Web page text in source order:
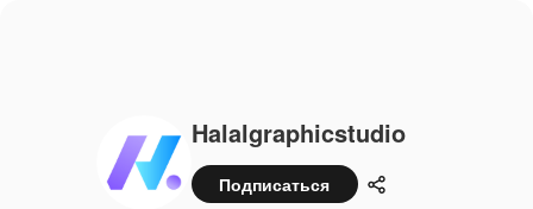
Halalgraphicstudio
Подписаться Поделиться